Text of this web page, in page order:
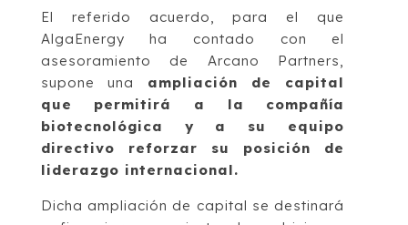
El referido acuerdo, para el que
AlgaEnergy ha contado con el
asesoramiento de Arcano Partners,
supone una
ampliación de capital
que permitirá a la compañía
biotecnológica y a su equipo
directivo reforzar su posición de
liderazgo internacional.
Dicha ampliación de capital se destinará